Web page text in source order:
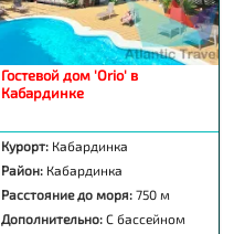
Гостевой дом 'Orio' в
Кабардинке
Курорт: Кабардинка
Район: Кабардинка
Расстояние до моря:750 м
Дополнительно:С бассейном